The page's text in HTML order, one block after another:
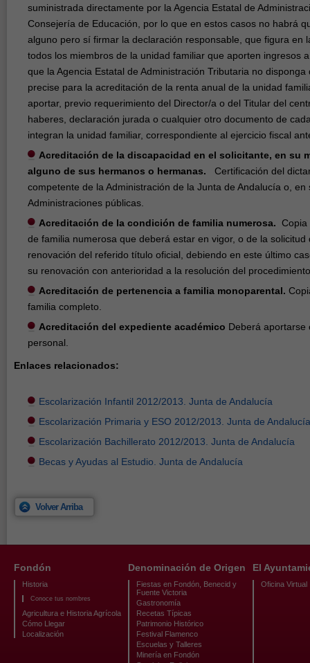
suministrada directamente por la Agencia Estatal de
Consejería de Educación, por lo que en estos casos no habrá
alguno pero sí firmar la declaración responsable, que figura en
todos los miembros de la unidad familiar que aporten ingresos
que la Agencia Estatal de Administración Tributaria no
precise para la acreditación de la renta anual de la unidad
aportar, previo requerimiento del Director/a o del Titular del
haberes, declaración jurada o cualquier otro documento de
integran la unidad familiar, correspondiente al ejercicio fiscal
Acreditación de la discapacidad en el solicitante, en su
alguno de sus hermanos o hermanas. Certificación del
competente de la Administración de la Junta de Andalucía o, en
Administraciones públicas.
Acreditación de la condición de familia numerosa. Copia
de familia numerosa que deberá estar en vigor, o de la solicitud
renovación del referido título oficial, debiendo en este último
su renovación con anterioridad a la resolución del
Acreditación de pertenencia a familia monoparental.
familia completo.
Acreditación del expediente académico Deberá aportarse
personal.
Enlaces relacionados:
Escolarización Infantil 2012/2013. Junta de Andalucía
Escolarización Primaria y ESO 2012/2013. Junta de Andalucía
Escolarización Bachillerato 2012/2013. Junta de Andalucía
Becas y Ayudas al Estudio. Junta de Andalucía
Volver Arriba
Fondón
Historia
Conoce tus nombres
Agricultura e Historia Agrícola
Cómo Llegar
Localización
Denominación de Origen
Fiestas en Fondón, Benecid y
Fuente Victoria
Gastronomía
Recetas Típicas
Patrimonio Histórico
Festival Flamenco
Escuelas y Talleres
Minería en Fondón
El
Oficina Virtual